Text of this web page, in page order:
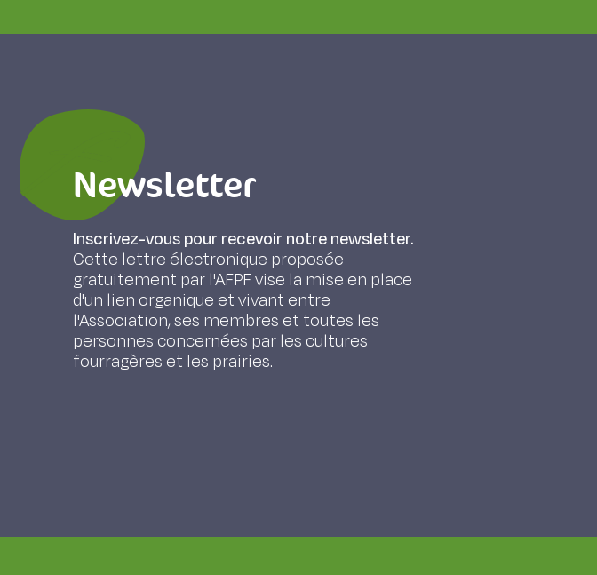
Newsletter
Inscrivez-vous pour recevoir notre newsletter.
Cette lettre électronique proposée
gratuitement par l'AFPF vise la mise en place
d'un lien organique et vivant entre
l'Association, ses membres et toutes les
personnes concernées par les cultures
fourragères et les prairies.